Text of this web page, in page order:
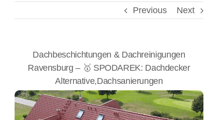
Previous Next
Dachbeschichtungen & Dachreinigungen
Ravensburg – 🥇 SPODAREK: Dachdecker
Alternative,Dachsanierungen